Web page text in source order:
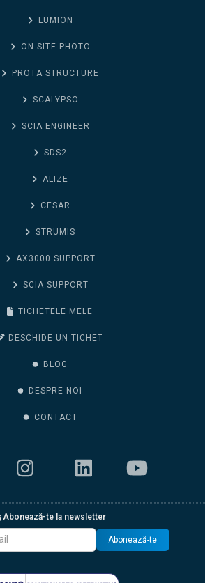
LUMION
ON-SITE PHOTO
PROTA STRUCTURE
SCALYPSO
SCIA ENGINEER
SDS2
ALIZE
CESAR
STRUMIS
AX3000 SUPPORT
SCIA SUPPORT
TICHETELE MELE
DESCHIDE UN TICHET
BLOG
DESPRE NOI
CONTACT
Abonează-te la newsletter
Abonează-te